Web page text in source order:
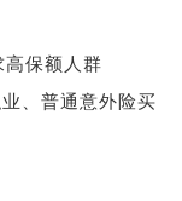
保额人群
、普通意外险买